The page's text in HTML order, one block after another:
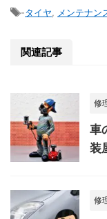
-タイヤ, メンテナン
関連記事
修
車
装
修